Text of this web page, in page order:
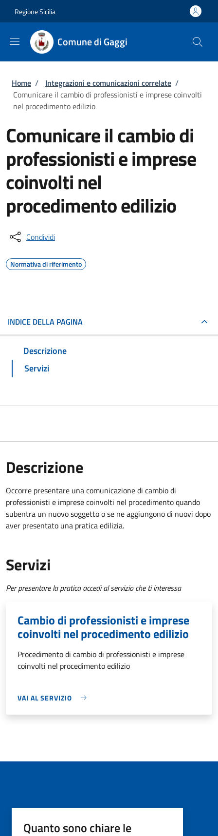
Regione Sicilia
Comune di Gaggi
Briciole di pane
Home / Integrazioni e comunicazioni correlate /
Comunicare il cambio di professionisti e imprese coinvolti
nel procedimento edilizio
Comunicare il cambio di
professionisti e imprese
coinvolti nel
procedimento edilizio
Condividi
Normativa di riferimento
INDICE DELLA PAGINA
Descrizione
Servizi
Descrizione
Occorre presentare una comunicazione di cambio di
professionisti e imprese coinvolti nel procedimento quando
subentra un nuovo soggetto o se ne aggiungono di nuovi dopo
aver presentato una pratica edilizia.
Servizi
Per presentare la pratica accedi al servizio che ti interessa
Cambio di professionisti e imprese
coinvolti nel procedimento edilizio
Procedimento di cambio di professionisti e imprese
coinvolti nel procedimento edilizio
VAI AL SERVIZIO
Quanto sono chiare le